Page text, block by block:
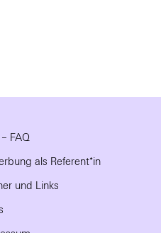
FAQ
als Referent*in
und Links